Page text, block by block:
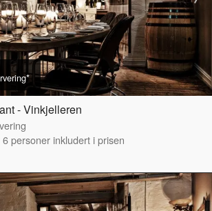
- Vinkjelleren
personer inkludert i prisen